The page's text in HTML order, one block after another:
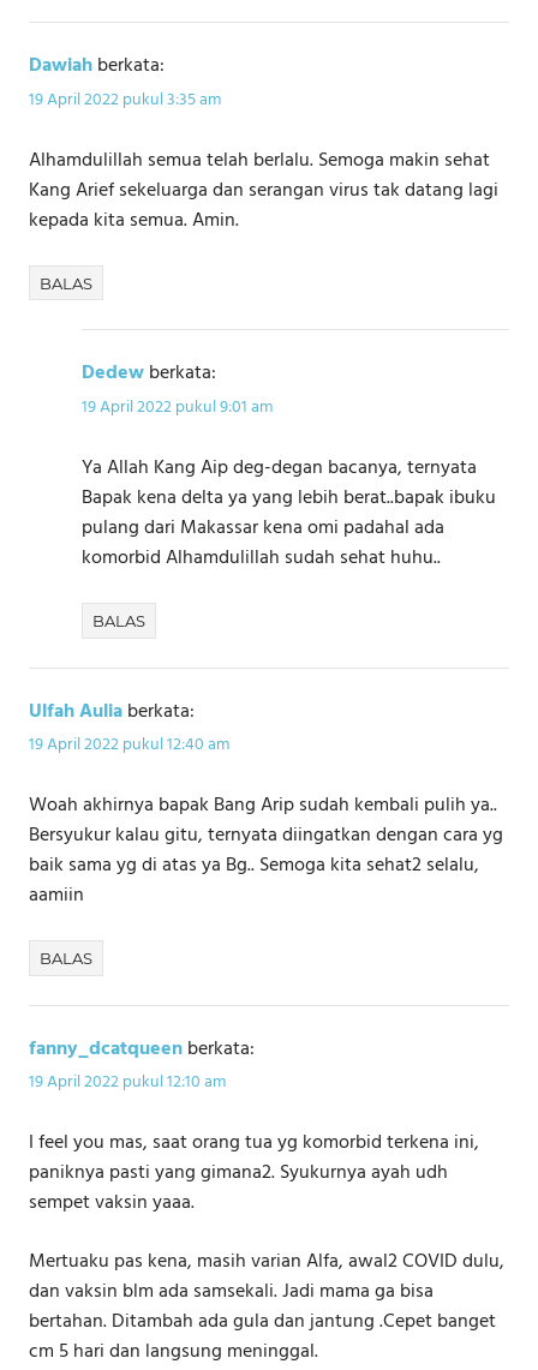
Dawiahberkata:
19 April 2022 pukul 3:35 am
Alhamdulillah semua telah berlalu. Semoga makin sehat
Kang Arief sekeluarga dan serangan virus tak datang lagi
kepada kita semua. Amin.
BALAS
Dedewberkata:
19 April 2022 pukul 9:01 am
Ya Allah Kang Aip deg-degan bacanya, ternyata
Bapak kena delta ya yang lebih berat..bapak ibuku
pulang dari Makassar kena omi padahal ada
komorbid Alhamdulillah sudah sehat huhu..
BALAS
Ulfah Auliaberkata:
19 April 2022 pukul 12:40 am
Woah akhirnya bapak Bang Arip sudah kembali pulih ya..
Bersyukur kalau gitu, ternyata diingatkan dengan cara yg
baik sama yg di atas ya Bg.. Semoga kita sehat2 selalu,
aamiin
BALAS
fanny_dcatqueenberkata:
19 April 2022 pukul 12:10 am
I feel you mas, saat orang tua yg komorbid terkena ini,
paniknya pasti yang gimana2. Syukurnya ayah udh
sempet vaksin yaaa.
Mertuaku pas kena, masih varian Alfa, awal2 COVID dulu,
dan vaksin blm ada samsekali. Jadi mama ga bisa
bertahan. Ditambah ada gula dan jantung .Cepet banget
cm 5 hari dan langsung meninggal.